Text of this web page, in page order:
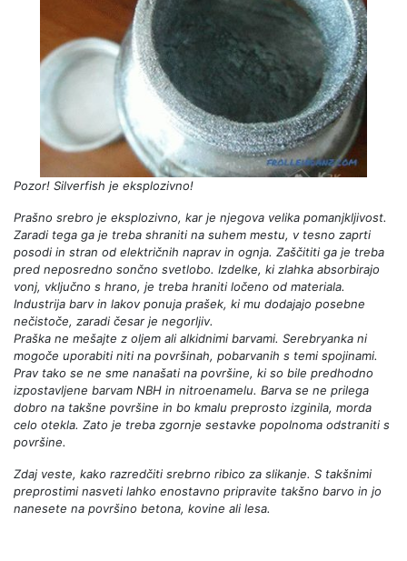
Pozor! Silverfish je eksplozivno!
Prašno srebro je eksplozivno, kar je njegova velika pomanjkljivost.
Zaradi tega ga je treba shraniti na suhem mestu, v tesno zaprti
posodi in stran od električnih naprav in ognja. Zaščititi ga je treba
pred neposredno sončno svetlobo. Izdelke, ki zlahka absorbirajo
vonj, vključno s hrano, je treba hraniti ločeno od materiala.
Industrija barv in lakov ponuja prašek, ki mu dodajajo posebne
nečistoče, zaradi česar je negorljiv.
Praška ne mešajte z oljem ali alkidnimi barvami. Serebryanka ni
mogoče uporabiti niti na površinah, pobarvanih s temi spojinami.
Prav tako se ne sme nanašati na površine, ki so bile predhodno
izpostavljene barvam NBH in nitroenamelu. Barva se ne prilega
dobro na takšne površine in bo kmalu preprosto izginila, morda
celo otekla. Zato je treba zgornje sestavke popolnoma odstraniti s
površine.
Zdaj veste, kako razredčiti srebrno ribico za slikanje. S takšnimi
preprostimi nasveti lahko enostavno pripravite takšno barvo in jo
nanesete na površino betona, kovine ali lesa.